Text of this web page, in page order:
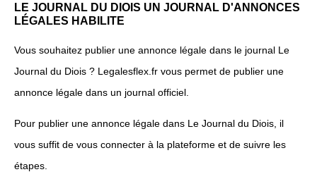
LE JOURNAL DU DIOIS UN JOURNAL D'ANNONCES
LÉGALES HABILITE
Vous souhaitez publier une annonce légale dans le journal Le
Journal du Diois ? Legalesflex.fr vous permet de publier une
annonce légale dans un journal officiel.
Pour publier une annonce légale dans Le Journal du Diois, il
vous suffit de vous connecter à la plateforme et de suivre les
étapes.